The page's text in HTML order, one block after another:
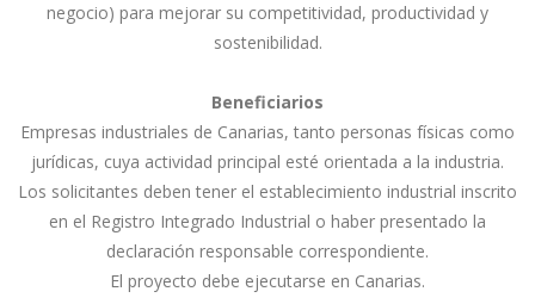
negocio) para mejorar su competitividad, productividad y
sostenibilidad.
Beneficiarios
Empresas industriales de Canarias, tanto personas físicas como
jurídicas, cuya actividad principal esté orientada a la industria.
Los solicitantes deben tener el establecimiento industrial inscrito
en el Registro Integrado Industrial o haber presentado la
declaración responsable correspondiente.
El proyecto debe ejecutarse en Canarias.